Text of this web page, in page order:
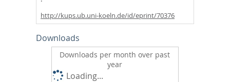
http://kups.ub.uni-koeln.de/id/eprint/70376
Downloads
Downloads per month over past
year
Loading...